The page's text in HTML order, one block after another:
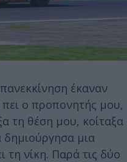
έκαναν
ο προπονητής μου,
τη θέση μου, κοίταξα
μια
τη νίκη. Παρά τις δύο